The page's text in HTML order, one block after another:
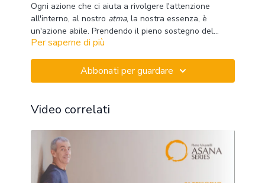
Ogni azione che ci aiuta a rivolgere l'attenzione
all'interno, al nostro atma, la nostra essenza, è
un'azione abile. Prendendo il pieno sostegno del
respiro, muoviamo verso posizioni con piegamenti
(la posizione del piccione reale) con l'aiuto della
parete.
Per saperne di più
Abbonati per guardare
Video correlati